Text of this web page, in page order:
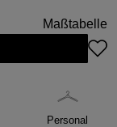
Maßtabelle
Personal